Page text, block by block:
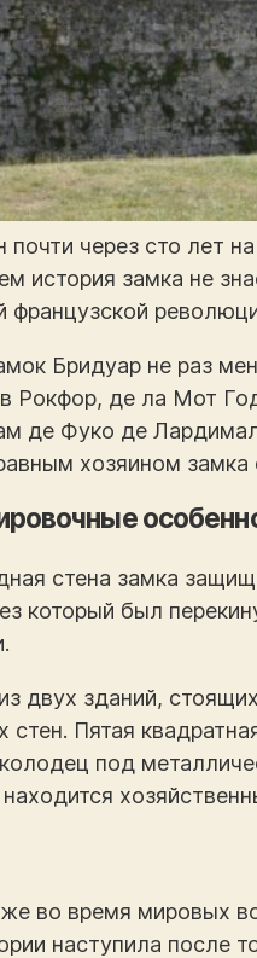
через сто лет
история замка не
Бридуар не раз
Рокфор, де ла Мот
де Фуко де
хозяином
стена замка
который был
двух зданий,
стен. Пятая
под
во время мировых
наступила после